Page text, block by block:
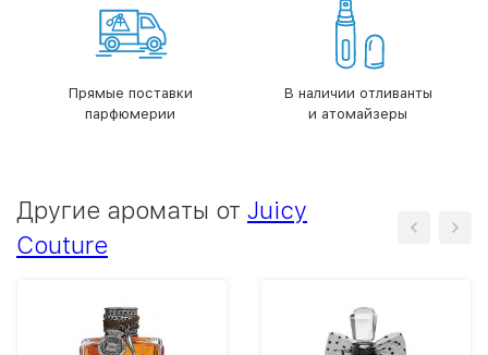
Прямые поставки
парфюмерии
В наличии отливанты
и атомайзеры
Другие ароматы от Juicy
Couture